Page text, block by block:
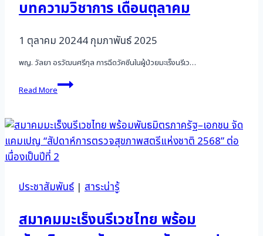
บทความวิชาการ เดือนตุลาคม
1 ตุลาคม 20244 กุมภาพันธ์ 2025
พญ. วัลยา อรวัฒนศรีกุล การฉีดวัคซีนในผู้ป่วยมะเร็งนรีเว…
Read More
บทความ
วิชาการ
ตุลาคม
ประชาสัมพันธ์| สาระน่ารู้
สมาคมมะเร็งนรีเวชไทย พร้อม